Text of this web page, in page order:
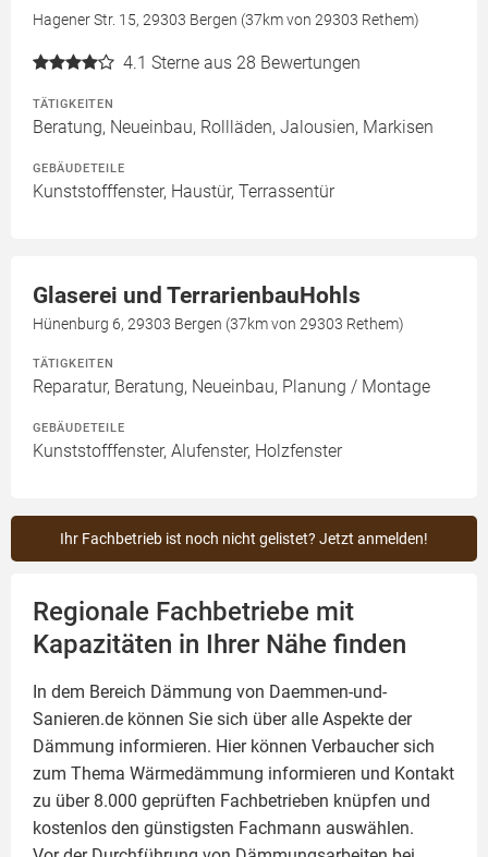
Hagener Str. 15, 29303 Bergen (37km von 29303 Rethem)
4.1 Sterne aus 28 Bewertungen
TÄTIGKEITEN
Beratung, Neueinbau, Rollläden, Jalousien, Markisen
GEBÄUDETEILE
Kunststofffenster, Haustür, Terrassentür
Glaserei und TerrarienbauHohls
Hünenburg 6, 29303 Bergen (37km von 29303 Rethem)
TÄTIGKEITEN
Reparatur, Beratung, Neueinbau, Planung / Montage
GEBÄUDETEILE
Kunststofffenster, Alufenster, Holzfenster
Ihr Fachbetrieb ist noch nicht gelistet? Jetzt anmelden!
Regionale Fachbetriebe mit
Kapazitäten in Ihrer Nähe finden
In dem Bereich Dämmung von Daemmen-und-
Sanieren.de können Sie sich über alle Aspekte der
Dämmung informieren. Hier können Verbaucher sich
zum Thema Wärmedämmung informieren und Kontakt
zu über 8.000 geprüften Fachbetrieben knüpfen und
kostenlos den günstigsten Fachmann auswählen.